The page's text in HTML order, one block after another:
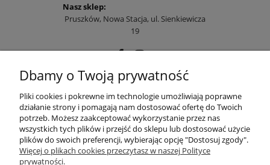
Nasz sklep:
Pruszków, Nowa Stacja, ul. Sienkiewicza
19
POMOC
MOJE KONTO
Dbamy o Twoją prywatność
Pliki cookies i pokrewne im technologie umożliwiają poprawne
działanie strony i pomagają nam dostosować ofertę do Twoich
potrzeb. Możesz zaakceptować wykorzystanie przez nas
wszystkich tych plików i przejść do sklepu lub dostosować użycie
plików do swoich preferencji, wybierając opcję "Dostosuj zgody".
Więcej o plikach cookies przeczytasz w naszej Polityce
prywatności.